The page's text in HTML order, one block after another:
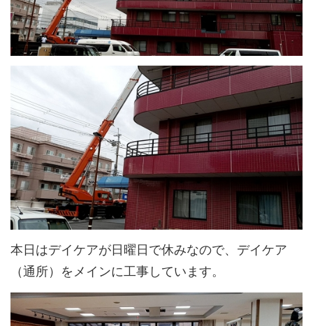
本日はデイケアが日曜日で休みなので、デイケア
（通所）をメインに工事しています。